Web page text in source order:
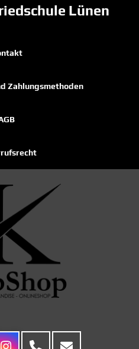
Lünen
Zahlungsmethoden